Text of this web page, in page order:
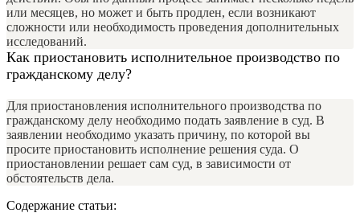
или месяцев, но может и быть продлен, если возникают
сложности или необходимость проведения дополнительных
исследований.
Как приостановить исполнительное производство по
гражданскому делу?
Для приостановления исполнительного производства по
гражданскому делу необходимо подать заявление в суд. В
заявлении необходимо указать причину, по которой вы
просите приостановить исполнение решения суда. О
приостановлении решает сам суд, в зависимости от
обстоятельств дела.
Содержание статьи: